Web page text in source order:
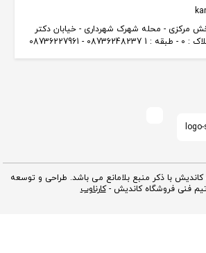
مرکزی - محله شهرک شهرداری - خیابان دکتر
کاندیش با ذکر منبع بلامانع می باشد. طراحی و توسعه
فنی فروشگاه کاندیش -کارناوب